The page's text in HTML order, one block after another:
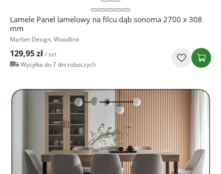
Lamele Panel lamelowy na filcu dąb sonoma 2700 x 308
mm
Marbet Design, Woodline
129,95 zł / szt
Wysyłka do 7 dni roboczych